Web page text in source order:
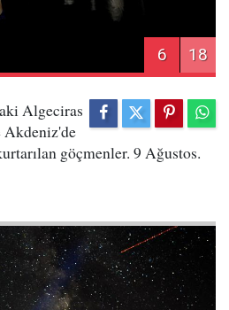
6 18
Algeciras
Akdeniz'de
göçmenler. 9 Ağustos.